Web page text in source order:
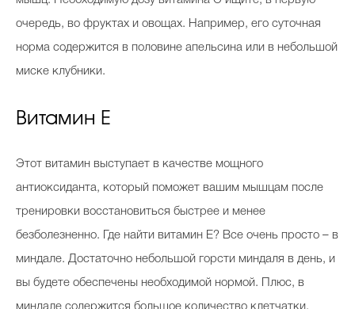
очередь, во фруктах и овощах. Например, его суточная
норма содержится в половине апельсина или в небольшой
миске клубники.
Витамин Е
Этот витамин выступает в качестве мощного
антиоксиданта, который поможет вашим мышцам после
тренировки восстановиться быстрее и менее
безболезненно. Где найти витамин Е? Все очень просто – в
миндале. Достаточно небольшой горсти миндаля в день, и
вы будете обеспечены необходимой нормой. Плюс, в
миндале содержится большое количество клетчатки,